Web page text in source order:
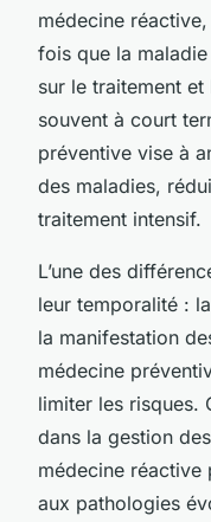
médecine
fois que la
sur le traitement
souvent à court
préventive vise à
des maladies,
traitement intensif.
L’une des
leur temporalité :
la manifestation
médecine
limiter les risques.
dans la gestion
médecine réactive
aux pathologies